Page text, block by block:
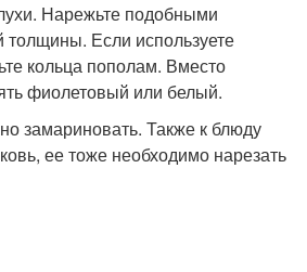
Нарежьте подобными
Если используете
кольца пополам. Вместо
фиолетовый или белый.
замариновать. Также к блюду
ее тоже необходимо нарезать